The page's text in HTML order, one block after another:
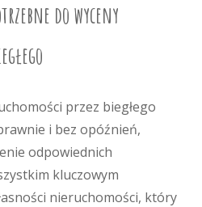
do wyceny
przez biegłego
i bez opóźnień,
odpowiednich
kluczowym
nieruchomości, który